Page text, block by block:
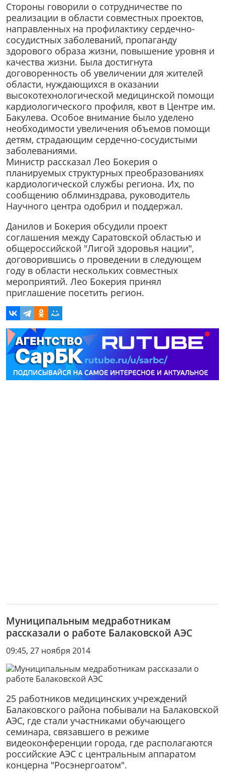
Стороны говорили о сотрудничестве по
реализации в области совместных проектов,
направленных на профилактику сердечно-
сосудистных заболеваний, пропаганду
здорового образа жизни, повышение уровня и
качества жизни. Была достигнута
договоренность об увеличении для жителей
области, нуждающихся в оказании
высокотехнологической медицинской помощи
кардиологического профиля, квот в Центре им.
Бакулева. Особое внимание было уделено
необходимости увеличения объемов помощи
детям, страдающим сердечно-сосудистыми
заболеваниями.
Министр рассказал Лео Бокерия о
планируемых структурных преобразованиях
кардиологической службы региона. Их, по
сообщению облминздрава, руководитель
Научного центра одобрил и поддержал.
Данилов и Бокерия обсудили проект
соглашения между Саратовской областью и
общероссийской "Лигой здоровья нации",
договорившись о проведении в следующем
году в области нескольких совместных
мероприятий. Лео Бокерия принял
приглашение посетить регион.
Муниципальным медработникам
рассказали о работе Балаковской АЭС
09:45, 27 ноября 2014
25 работников медицинских учреждений
Балаковского района побывали на Балаковской
АЭС, где стали участниками обучающего
семинара, связавшего в режиме
видеоконференции города, где располагаются
российские АЭС с центральным аппаратом
концерна "Росэнергоатом".